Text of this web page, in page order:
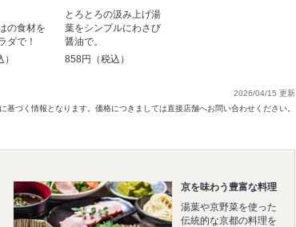
の食材を
ダで！
とろとろの汲み上げ湯
葉をシンプルにわさび
醤油で。
858円（税込）
2026/04/15 更新
づく情報となります。価格につきましては直接店舗へお問い合わせください。
京を味わう豊富な料理
湯葉や京野菜を使った
伝統的な京都の料理を